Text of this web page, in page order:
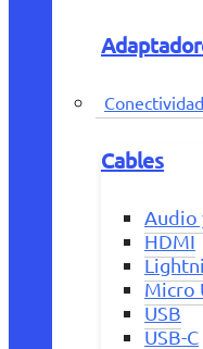
Conectividad
Cables
Audio
HDMI
Micro
USB
USB-C